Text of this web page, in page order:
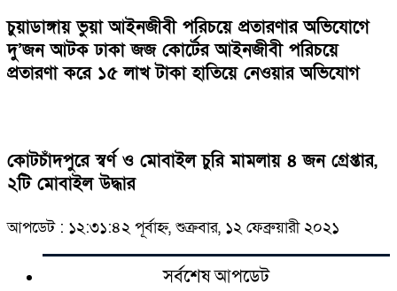
চুয়াডাঙ্গায় ভুয়া আইনজীবী পরিচয়ে প্রতারণার অভিযোগে
দু’জন আটক ঢাকা জজ কোর্টের আইনজীবী পরিচয়ে
প্রতারণা করে ১৫ লাখ টাকা হাতিয়ে নেওয়ার অভিযোগ
কোটচাঁদপুরে স্বর্ণ ও মোবাইল চুরি মামলায় ৪ জন গ্রেপ্তার,
২টি মোবাইল উদ্ধার
আপডেট : ১২:৩১:৪২ পূর্বাহ্ন, শুক্রবার, ১২ ফেব্রুয়ারী ২০২১
সর্বশেষ আপডেট